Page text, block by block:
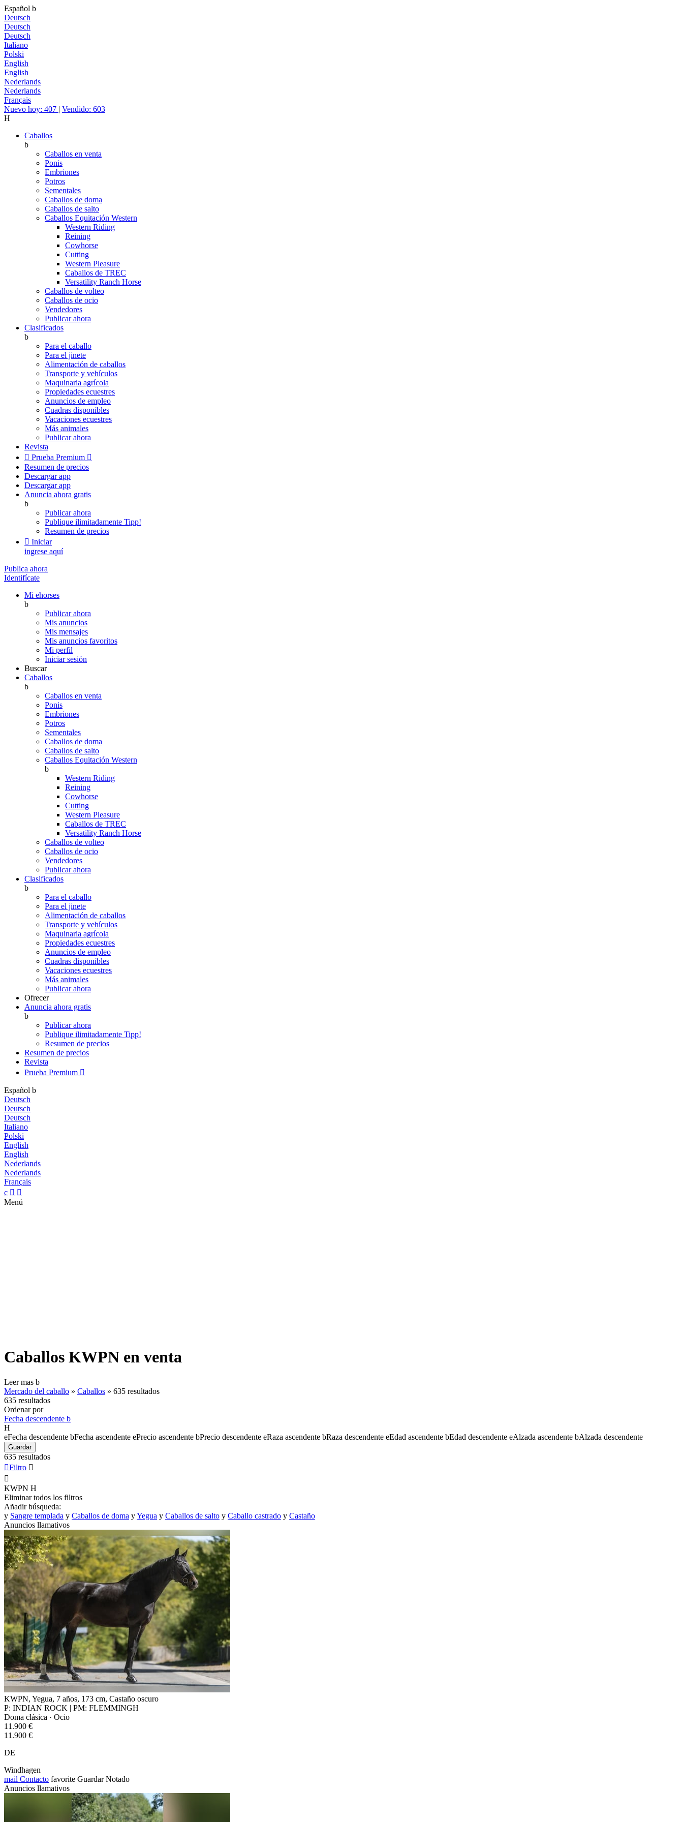
Español b
Deutsch
Deutsch
Deutsch
Italiano
Polski
English
English
Nederlands
Nederlands
Français
Nuevo hoy: 407 | Vendido: 603
H
Caballos
b
Caballos en venta
Ponis
Embriones
Potros
Sementales
Caballos de doma
Caballos de salto
Caballos Equitación Western
Western Riding
Reining
Cowhorse
Cutting
Western Pleasure
Caballos de TREC
Versatility Ranch Horse
Caballos de volteo
Caballos de ocio
Vendedores
Publicar ahora
Clasificados
b
Para el caballo
Para el jinete
Alimentación de caballos
Transporte y vehículos
Maquinaria agrícola
Propiedades ecuestres
Anuncios de empleo
Cuadras disponibles
Vacaciones ecuestres
Más animales
Publicar ahora
Revista
 Prueba Premium 
Resumen de precios
Descargar app
Descargar app
Anuncia ahora gratis
b
Publicar ahora
Publique ilimitadamente Tipp!
Resumen de precios
 Iniciar
ingrese aquí
Publica ahora
Identifícate
Mi ehorses
b
Publicar ahora
Mis anuncios
Mis mensajes
Mis anuncios favoritos
Mi perfil
Iniciar sesión
Buscar
Caballos
b
Caballos en venta
Ponis
Embriones
Potros
Sementales
Caballos de doma
Caballos de salto
Caballos Equitación Western
b
Western Riding
Reining
Cowhorse
Cutting
Western Pleasure
Caballos de TREC
Versatility Ranch Horse
Caballos de volteo
Caballos de ocio
Vendedores
Publicar ahora
Clasificados
b
Para el caballo
Para el jinete
Alimentación de caballos
Transporte y vehículos
Maquinaria agrícola
Propiedades ecuestres
Anuncios de empleo
Cuadras disponibles
Vacaciones ecuestres
Más animales
Publicar ahora
Ofrecer
Anuncia ahora gratis
b
Publicar ahora
Publique ilimitadamente Tipp!
Resumen de precios
Resumen de precios
Revista
Prueba Premium 
Español b
Deutsch
Deutsch
Deutsch
Italiano
Polski
English
English
Nederlands
Nederlands
Français
c  
Menú
Caballos KWPN en venta
Leer mas b
Mercado del caballo » Caballos » 635 resultados
635 resultados
Ordenar por
Fecha descendente b
H
eFecha descendente bFecha ascendente ePrecio ascendente bPrecio descendente eRaza ascendente bRaza descendente eEdad ascendente bEdad descendente eAlzada ascendente bAlzada descendente
Guardar
635 resultados
Filtro 

KWPN H
Eliminar todos los filtros
Añadir búsqueda:
y Sangre templada y Caballos de doma yYegua y Caballos de salto y Caballo castrado y Castaño
Anuncios llamativos
KWPN, Yegua, 7 años, 173 cm, Castaño oscuro
P: INDIAN ROCK | PM: FLEMMINGH
Doma clásica · Ocio
11.900 €
11.900 €
DE
Windhagen
mail Contacto favorite Guardar Notado
Anuncios llamativos